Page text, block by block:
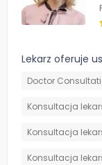
Lekarz oferuje
Doctor
Konsultacja
Konsultacja
Konsultacja